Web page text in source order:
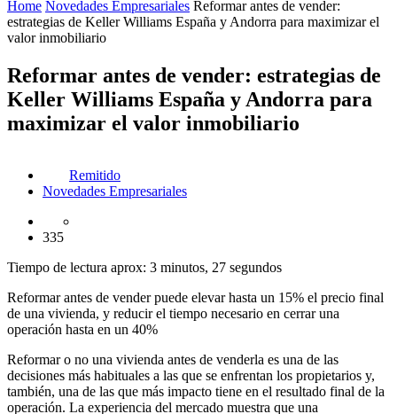
Home Novedades Empresariales Reformar antes de vender:
estrategias de Keller Williams España y Andorra para maximizar el
valor inmobiliario
Reformar antes de vender: estrategias de
Keller Williams España y Andorra para
maximizar el valor inmobiliario
Remitido
Novedades Empresariales
335
Tiempo de lectura aprox: 3 minutos, 27 segundos
Reformar antes de vender puede elevar hasta un 15% el precio final
de una vivienda, y reducir el tiempo necesario en cerrar una
operación hasta en un 40%
Reformar o no una vivienda antes de venderla es una de las
decisiones más habituales a las que se enfrentan los propietarios y,
también, una de las que más impacto tiene en el resultado final de la
operación. La experiencia del mercado muestra que una